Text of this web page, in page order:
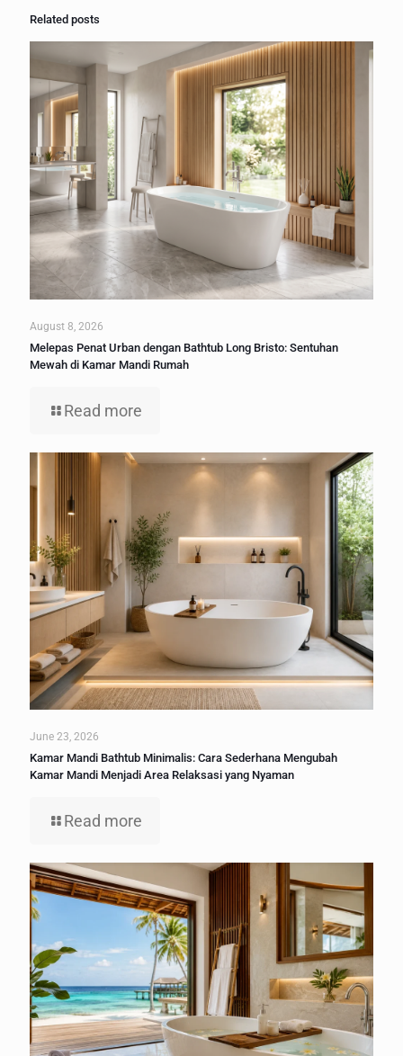
Related posts
August 8, 2026
Melepas Penat Urban dengan Bathtub Long Bristo: Sentuhan
Mewah di Kamar Mandi Rumah
Read more
June 23, 2026
Kamar Mandi Bathtub Minimalis: Cara Sederhana Mengubah
Kamar Mandi Menjadi Area Relaksasi yang Nyaman
Read more